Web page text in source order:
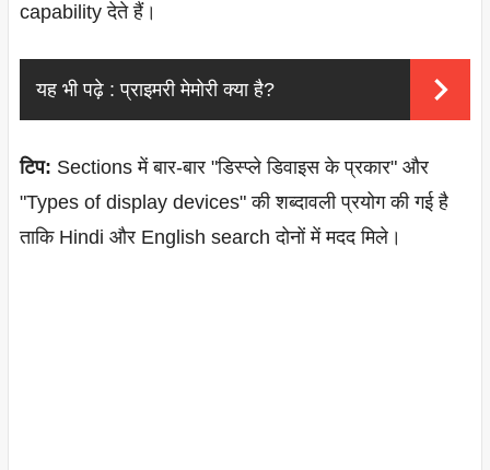
capability देते हैं।
यह भी पढ़े : प्राइमरी मेमोरी क्या है?
टिप: Sections में बार-बार "डिस्प्ले डिवाइस के प्रकार" और
"Types of display devices" की शब्दावली प्रयोग की गई है
ताकि Hindi और English search दोनों में मदद मिले।